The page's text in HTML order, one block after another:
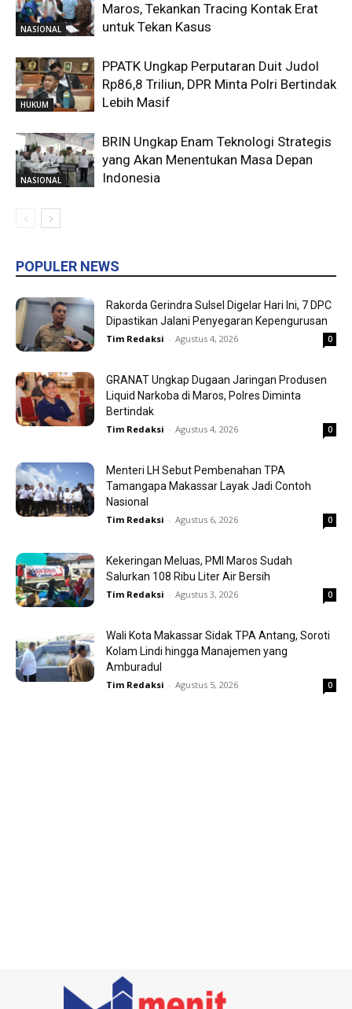
NASIONAL
Maros, Tekankan Tracing Kontak Erat
untuk Tekan Kasus
HUKUM
PPATK Ungkap Perputaran Duit Judol
Rp86,8 Triliun, DPR Minta Polri Bertindak
Lebih Masif
NASIONAL
BRIN Ungkap Enam Teknologi Strategis
yang Akan Menentukan Masa Depan
Indonesia
POPULER NEWS
Rakorda Gerindra Sulsel Digelar Hari Ini, 7 DPC
Dipastikan Jalani Penyegaran Kepengurusan
Tim Redaksi - Agustus 4, 2026 0
GRANAT Ungkap Dugaan Jaringan Produsen
Liquid Narkoba di Maros, Polres Diminta
Bertindak
Tim Redaksi - Agustus 4, 2026 0
Menteri LH Sebut Pembenahan TPA
Tamangapa Makassar Layak Jadi Contoh
Nasional
Tim Redaksi - Agustus 6, 2026 0
Kekeringan Meluas, PMI Maros Sudah
Salurkan 108 Ribu Liter Air Bersih
Tim Redaksi - Agustus 3, 2026 0
Wali Kota Makassar Sidak TPA Antang, Soroti
Kolam Lindi hingga Manajemen yang
Amburadul
Tim Redaksi - Agustus 5, 2026 0